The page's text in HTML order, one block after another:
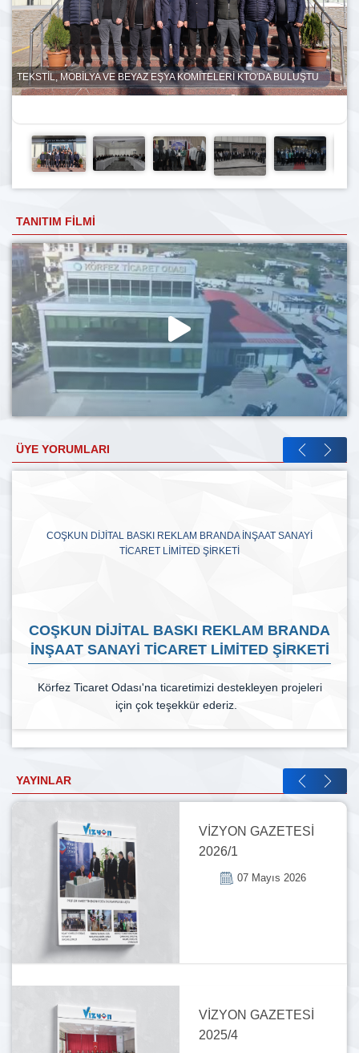
TEKSTİL, MOBİLYA VE BEYAZ EŞYA KOMİTELERİ KTO'DA BULUŞTU
TANITIM FILMI
ÜYE YORUMLARI
COŞKUN DİJİTAL BASKI REKLAM BRANDA İNŞAAT SANAYİ
TİCARET LİMİTED ŞİRKETİ
COŞKUN DİJİTAL BASKI REKLAM BRANDA
İNŞAAT SANAYİ TİCARET LİMİTED ŞİRKETİ
Körfez Ticaret Odası'na ticaretimizi destekleyen projeleri
için çok teşekkür ederiz.
YAYINLAR
VİZYON GAZETESİ
2026/1
07 Mayıs 2026
VİZYON GAZETESİ
2025/4